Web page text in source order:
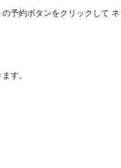
予約ボタンをクリックして
す。